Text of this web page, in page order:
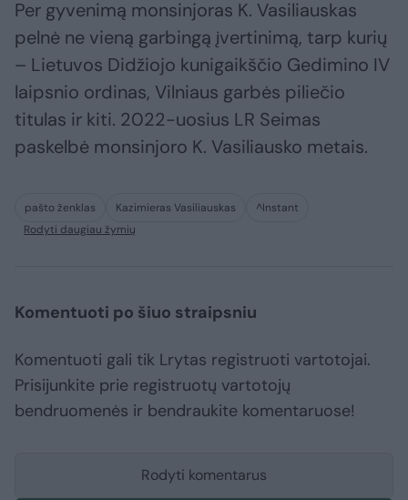
Per gyvenimą monsinjoras K. Vasiliauskas
pelnė ne vieną garbingą įvertinimą, tarp kurių
– Lietuvos Didžiojo kunigaikščio Gedimino IV
laipsnio ordinas, Vilniaus garbės piliečio
titulas ir kiti. 2022-uosius LR Seimas
paskelbė monsinjoro K. Vasiliausko metais.
pašto ženklas Kazimieras Vasiliauskas
^Instant
Rodyti daugiau žymių
Komentuoti po šiuo straipsniu
Komentuoti gali tik Lrytas registruoti vartotojai.
Prisijunkite prie registruotų vartotojų
bendruomenės ir bendraukite komentaruose!
Rodyti komentarus